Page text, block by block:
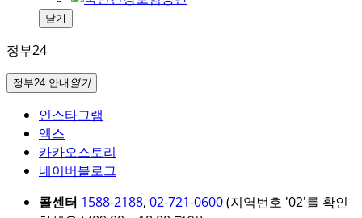
닫기
정부24
정부24 안내 열기
인스타그램
엑스
카카오스토리
네이버블로그
콜센터 1588-2188, 02-721-0600(지역번호 '02'를 확인